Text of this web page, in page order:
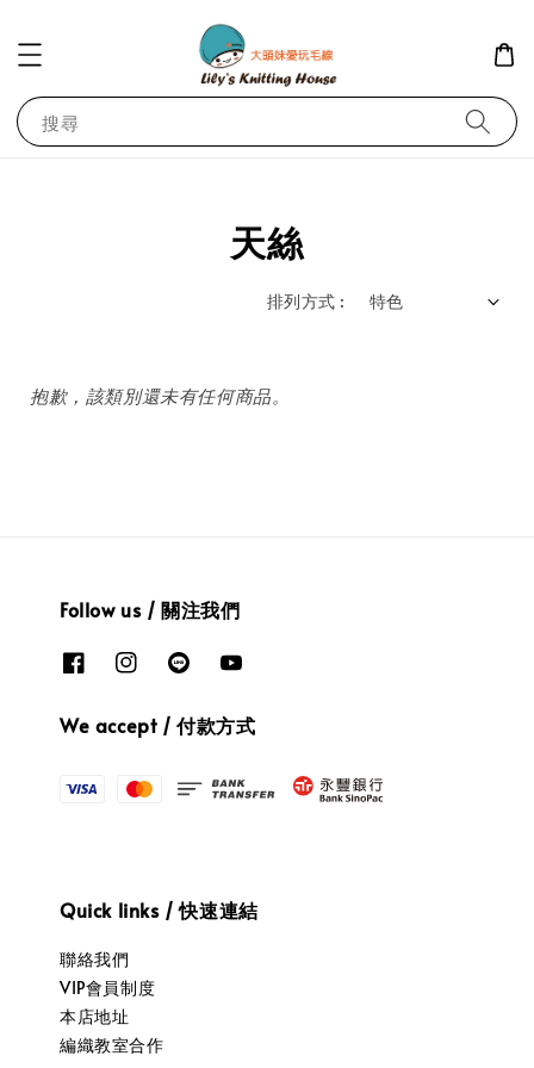
搜尋
天絲
排列方式 :
抱歉，該類別還未有任何商品。
Follow us / 關注我們
We accept / 付款方式
Quick links / 快速連結
聯絡我們
VIP會員制度
本店地址
編織教室合作